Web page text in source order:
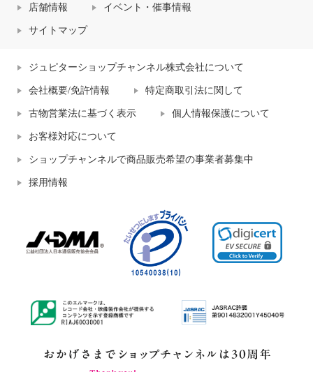
店舗情報 イベント・催事情報
サイトマップ
ジュピターショップチャンネル株式会社について
会社概要/免許情報 特定商取引法に関して
古物営業法に基づく表示 個人情報保護について
お客様対応について
ショップチャンネルで商品販売希望の事業者募集中
採用情報